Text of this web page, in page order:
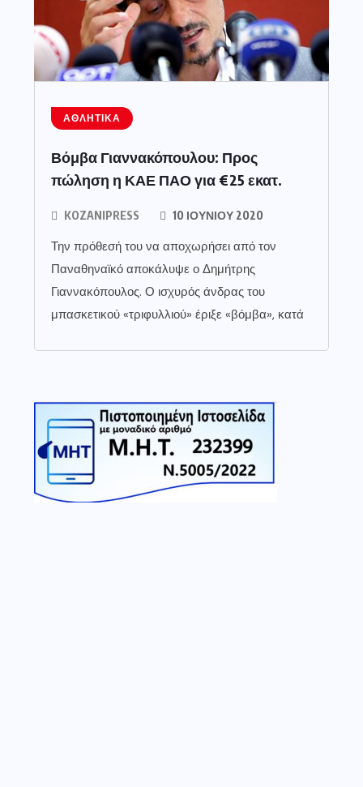
ΑΘΛΗΤΙΚΆ
Βόμβα Γιαννακόπουλου: Προς
πώληση η ΚΑΕ ΠΑΟ για €25 εκατ.
KOZANIPRESS 10 ΙΟΥΝΊΟΥ 2020
Την πρόθεσή του να αποχωρήσει από τον
Παναθηναϊκό αποκάλυψε ο Δημήτρης
Γιαννακόπουλος. Ο ισχυρός άνδρας του
μπασκετικού «τριφυλλιού» έριξε «βόμβα», κατά